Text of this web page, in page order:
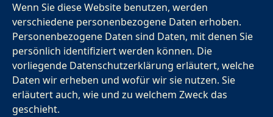
Wenn Sie diese Website benutzen, werden
verschiedene personenbezogene Daten erhoben.
Personenbezogene Daten sind Daten, mit denen Sie
persönlich identifiziert werden können. Die
vorliegende Datenschutzerklärung erläutert, welche
Daten wir erheben und wofür wir sie nutzen. Sie
erläutert auch, wie und zu welchem Zweck das
geschieht.